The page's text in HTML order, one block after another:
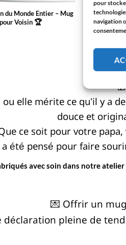
pour
navigation
du Monde Entier – Mug
Voisin 🏆
Mug « La
Entier » –
Noël –
12,95€
ou elle mérite ce qu’il y a
douce et
ce soit pour votre
été pensé pour faire
avec soin dans notre
💌 Offrir un
déclaration pleine de